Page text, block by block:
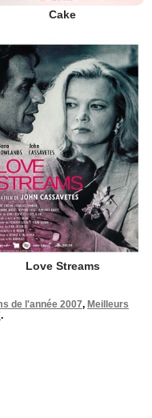
Cake
Love Streams
de l'année 2007, Meilleurs
.